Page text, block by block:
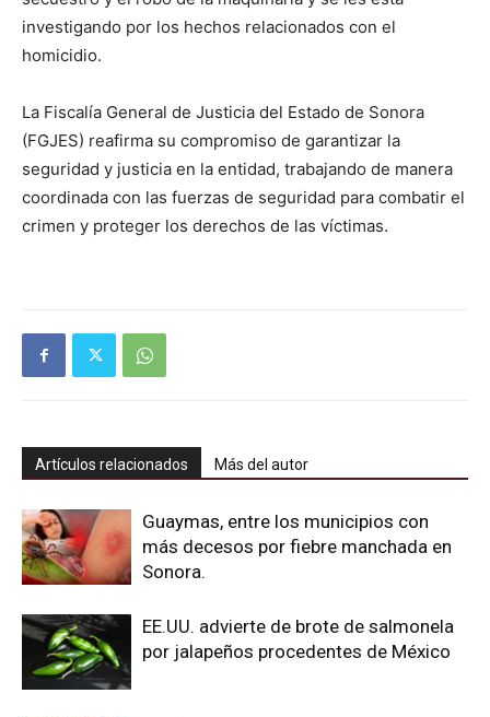
investigando por los hechos relacionados con el
homicidio.
La Fiscalía General de Justicia del Estado de Sonora
(FGJES) reafirma su compromiso de garantizar la
seguridad y justicia en la entidad, trabajando de manera
coordinada con las fuerzas de seguridad para combatir el
crimen y proteger los derechos de las víctimas.
Artículos relacionados Más del autor
Guaymas, entre los municipios con
más decesos por fiebre manchada en
Sonora.
EE.UU. advierte de brote de salmonela
por jalapeños procedentes de México